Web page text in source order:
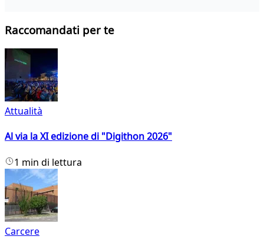
Raccomandati per te
Attualità
Al via la XI edizione di "Digithon 2026"
1 min di lettura
Carcere